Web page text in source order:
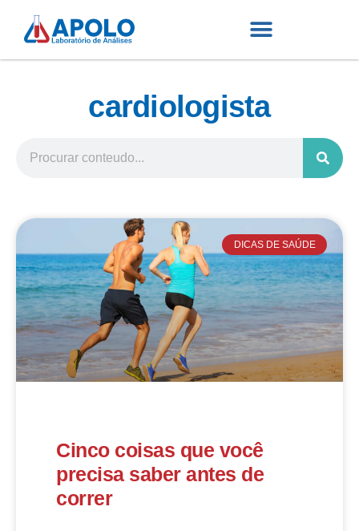
cardiologista
DICAS DE SAÚDE
Cinco coisas que você
precisa saber antes de
correr